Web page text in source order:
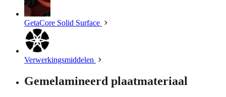
GetaCore Solid Surface
Verwerkingsmiddelen
Gemelamineerd plaatmateriaal